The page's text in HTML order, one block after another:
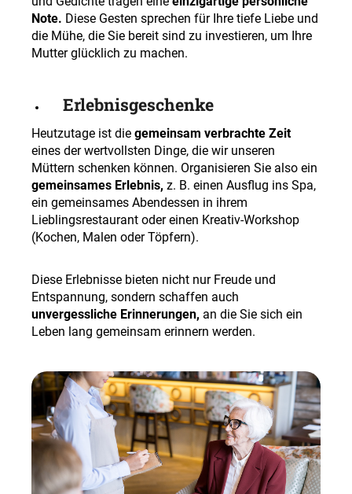
Note. Diese Gesten sprechen für Ihre tiefe Liebe und
die Mühe, die Sie bereit sind zu investieren, um Ihre
Mutter glücklich zu machen.
Erlebnisgeschenke
Heutzutage ist die gemeinsam verbrachte Zeit
eines der wertvollsten Dinge, die wir unseren
Müttern schenken können. Organisieren Sie also ein
gemeinsames Erlebnis, z. B. einen Ausflug ins Spa,
ein gemeinsames Abendessen in ihrem
Lieblingsrestaurant oder einen Kreativ-Workshop
(Kochen, Malen oder Töpfern).
Diese Erlebnisse bieten nicht nur Freude und
Entspannung, sondern schaffen auch
unvergessliche Erinnerungen, an die Sie sich ein
Leben lang gemeinsam erinnern werden.